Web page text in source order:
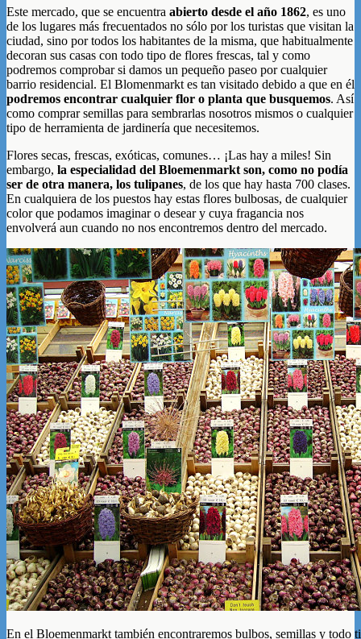
Este mercado, que se encuentra abierto desde el año 1862, es uno
de los lugares más frecuentados no sólo por los turistas que visitan la
ciudad, sino por todos los habitantes de la misma, que habitualmente
decoran sus casas con todo tipo de flores frescas, tal y como
podremos comprobar si damos un pequeño paseo por cualquier
barrio residencial. El Blomenmarkt es tan visitado debido a que en él
podremos encontrar cualquier flor o planta que busquemos. Así
como comprar semillas para sembrarlas nosotros mismos o cualquier
tipo de herramienta de jardinería que necesitemos.
Flores secas, frescas, exóticas, comunes… ¡Las hay a miles! Sin
embargo, la especialidad del Bloemenmarkt son, como no podía
ser de otra manera, los tulipanes, de los que hay hasta 700 clases.
En cualquiera de los puestos hay estas flores bulbosas, de cualquier
color que podamos imaginar o desear y cuya fragancia nos
envolverá aun cuando no nos encontremos dentro del mercado.
En el Bloemenmarkt también encontraremos bulbos, semillas y todo